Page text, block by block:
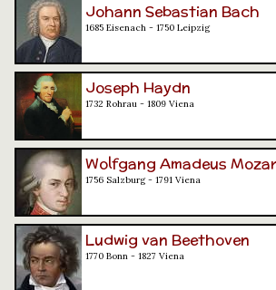
Johann Sebastian Bach
1685 Eisenach - 1750 Leipzig
Joseph Haydn
1732 Rohrau - 1809 Viena
Wolfgang Amadeus
1756 Salzburg - 1791 Viena
Ludwig van Beethoven
1770 Bonn - 1827 Viena